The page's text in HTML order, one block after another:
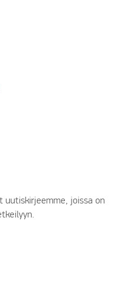
uutiskirjeemme, joissa on